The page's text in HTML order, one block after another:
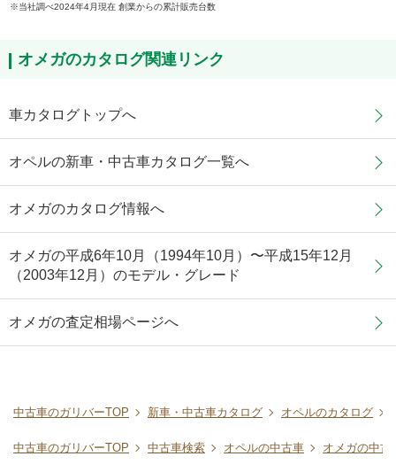
当社調べ2024年4月現在 創業からの累計販売台数
オメガのカタログ関連リンク
車カタログトップへ
オペルの新車・中古車カタログ一覧へ
オメガのカタログ情報へ
オメガの平成6年10月（1994年10月）〜平成15年12月
（2003年12月）のモデル・グレード
オメガの査定相場ページへ
中古車のガリバーTOP 新車・中古車カタログ オペルのカタログ
中古車のガリバーTOP 中古車検索 オペルの中古車 オメガの中古